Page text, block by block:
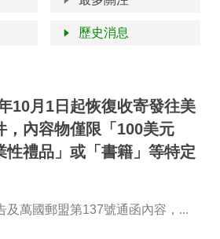
歷史消息
10月1日起恢復收寄發往美
，內容物僅限「100美元
性禮品」或「書籍」等特定
及萬國郵盟第137號通函內容，...